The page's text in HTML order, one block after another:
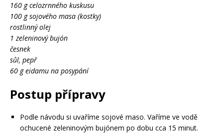
160 g celozrnného kuskusu
100 g sojového masa (kostky)
rostlinný olej
1 zeleninový bujón
česnek
sůl, pepř
60 g eidamu na posypání
Postup přípravy
Podle návodu si uvaříme sojové maso. Vaříme ve vodě
ochucené zeleninovým bujónem po dobu cca 15 minut.